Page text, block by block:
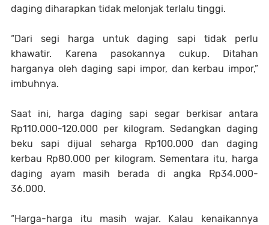
daging diharapkan tidak melonjak terlalu tinggi.
“Dari segi harga untuk daging sapi tidak perlu
khawatir. Karena pasokannya cukup. Ditahan
harganya oleh daging sapi impor, dan kerbau impor,”
imbuhnya.
Saat ini, harga daging sapi segar berkisar antara
Rp110.000-120.000 per kilogram. Sedangkan daging
beku sapi dijual seharga Rp100.000 dan daging
kerbau Rp80.000 per kilogram. Sementara itu, harga
daging ayam masih berada di angka Rp34.000-
36.000.
“Harga-harga itu masih wajar. Kalau kenaikannya